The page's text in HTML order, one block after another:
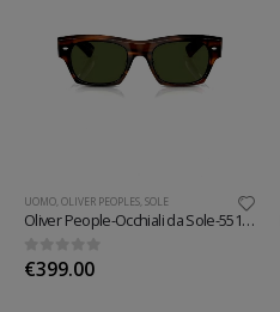
UOMO OLIVER PEOPLES SOLE
Oliver People-Occhiali da Sole-5514SU
0out of 5
€399.00